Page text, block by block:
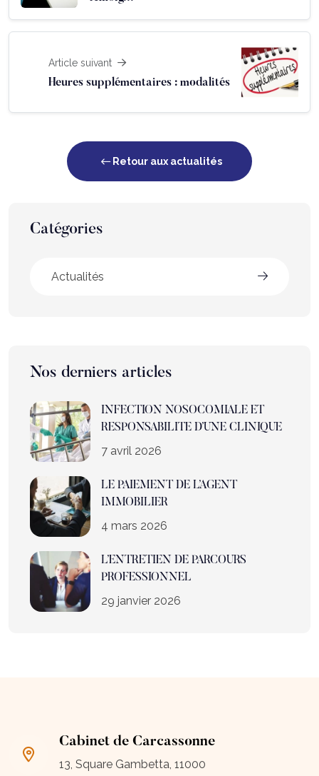
Article suivant
Heures supplémentaires : modalités
Retour aux actualités
Catégories
Actualités
Nos derniers articles
INFECTION NOSOCOMIALE ET
RESPONSABILITE D’UNE CLINIQUE
7 avril 2026
LE PAIEMENT DE L’AGENT
IMMOBILIER
4 mars 2026
L’ENTRETIEN DE PARCOURS
PROFESSIONNEL
29 janvier 2026
Cabinet de Carcassonne
13, Square Gambetta, 11000